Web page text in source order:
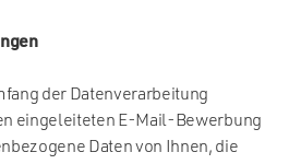
der Datenverarbeitung
eingeleiteten E-Mail-Bewerbung
Daten von Ihnen, die